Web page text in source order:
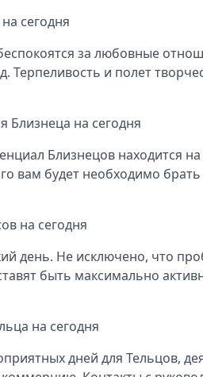
сегодня
за любовные
Терпеливость и полет
Близнеца на сегодня
Близнецов находится
вам будет необходимо
на сегодня
день. Не исключено, что
быть максимально
на сегодня
дней для Тельцов,